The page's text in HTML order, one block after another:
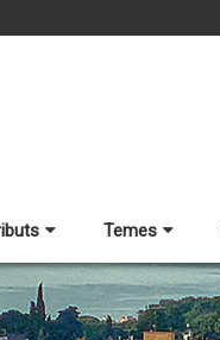
Temes